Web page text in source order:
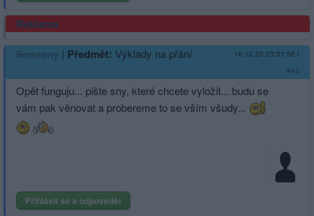
Reklama
Smazaný | Předmět: Výklady na přání 16.12.20 23:31:55 |
#43
Opět funguju... pište sny, které chcete vyložit... budu se
vám pak věnovat a probereme to se vším všudy...
Přihlásit se a odpovědět